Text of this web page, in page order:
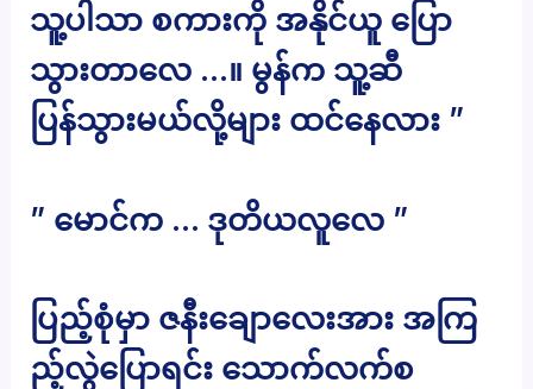
သူ့ပါသာ စကားကို အနိုင်ယူ ပြော
သွားတာလေ …။ မွန်က သူ့ဆီ
ပြန်သွားမယ်လို့များ ထင်နေလား ”
” မောင်က … ဒုတိယလူလေ ”
ပြည့်စုံမှာ ဇနီးချောလေးအား အကြ
ည့်လွဲပြောရင်း သောက်လက်စ